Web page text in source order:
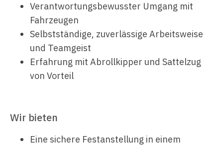
Verantwortungsbewusster Umgang mit
Fahrzeugen
Selbstständige, zuverlässige Arbeitsweise
und Teamgeist
Erfahrung mit Abrollkipper und Sattelzug
von Vorteil
Wir bieten
Eine sichere Festanstellung in einem